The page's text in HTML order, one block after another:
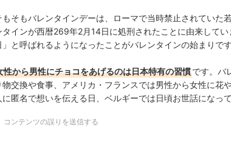
もそもバレンタインデーは、ローマで当時禁止されていた
タインが西暦269年2月14日に処刑されたことに由来して
」と呼ばれるようになったことがバレンタインの始まりです
性から男性にチョコをあげるのは日本特有の習慣です。バ
物交換や食事、アメリカ・フランスでは男性から女性に花
に匿名で想いを伝える日、ベルギーでは日頃お世話になっ
コンテンツの誤りを送信する